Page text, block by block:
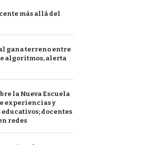
más allá del
gana terreno entre
algoritmos, alerta
la Nueva Escuela
experiencias y
docentes
redes